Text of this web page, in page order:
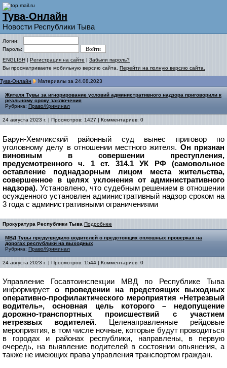
Тува-Онлайн
Новости Республики Тыва
Логин:
Пароль:
ENGLISH | Регистрация на сайте | Забыли пароль?
Вы просматриваете мобильную версию сайта. Перейти на полную версию сайта.
Тува-Онлайн Материалы за 24.08.2023
Жителя Тувы за игнорирование условий административного надзора приговорили к
реальному сроку заключения
Рубрика: Право/Криминал
24 августа 2023 г. | Просмотров: 1427 | Комментариев: 0
Барун-Хемчикский районный суд вынес приговор по
уголовному делу в отношении местного жителя. Он признан
виновным в совершении преступления,
предусмотренного ч. 1 ст. 314.1 УК РФ (самовольное
оставление поднадзорным лицом места жительства,
совершенное в целях уклонения от административного
надзора). Установлено, что судебным решением в отношении
осужденного установлен административный надзор сроком на
3 года с административными ограничениями
Прокуратура Республики Тыва Подробнее
МВД Тувы предупредило водителей о предстоящих сплошных проверках на
дорогах республики на выходных
Рубрика: Право/Криминал
24 августа 2023 г. | Просмотров: 1544 | Комментариев: 0
Управление Госавтоинспекции МВД по Республике Тыва
информируето проведении на предстоящих выходных
оперативно-профилактического мероприятия «Нетрезвый
водитель», основная цель которого – недопущение
дорожно-транспортных происшествий с участием
нетрезвых водителей.
Целенаправленные рейдовые
мероприятия, в том числе ночные, которые будут проводиться
в городах и районах республики, направлены, в первую
очередь, на выявление водителей в состоянии опьянения, а
также не имеющих права управления транспортом граждан.